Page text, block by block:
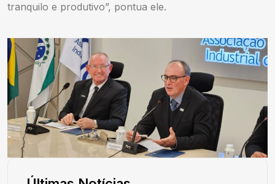
tranquilo e produtivo”, pontua ele.